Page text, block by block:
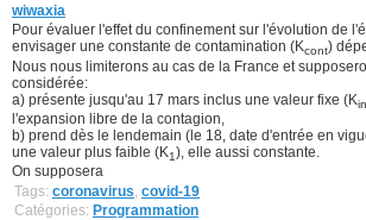
wiwaxia
Pour évaluer l'effet du confinement sur l'évolution de
envisager une constante de contamination (Kcont)
Nous nous limiterons au cas de la France et
considérée:
a) présente jusqu'au 17 mars inclus une valeur fixe (K
l'expansion libre de la contagion,
b) prend dès le lendemain (le 18, date d'entrée en
une valeur plus faible (K1), elle aussi constante.
On supposera
Tags: coronavirus covid-19
Catégories: Programmation